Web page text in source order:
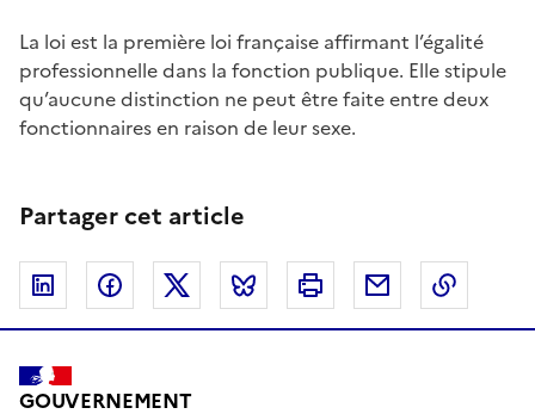
La loi est la première loi française affirmant l’égalité
professionnelle dans la fonction publique. Elle stipule
qu’aucune distinction ne peut être faite entre deux
fonctionnaires en raison de leur sexe.
Partager cet article
Linkedin FacebookTwitter Bluesky Imprimer Courriel
GOUVERNEMENT